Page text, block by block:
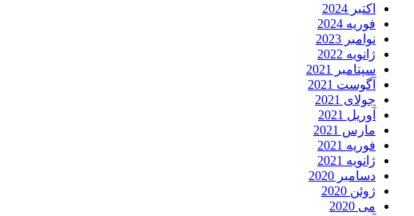
اکتبر 2024
فوریه 2024
نوامبر 2023
ژانویه 2022
سپتامبر 2021
آگوست 2021
جولای 2021
آوریل 2021
مارس 2021
فوریه 2021
ژانویه 2021
دسامبر 2020
ژوئن 2020
می 2020